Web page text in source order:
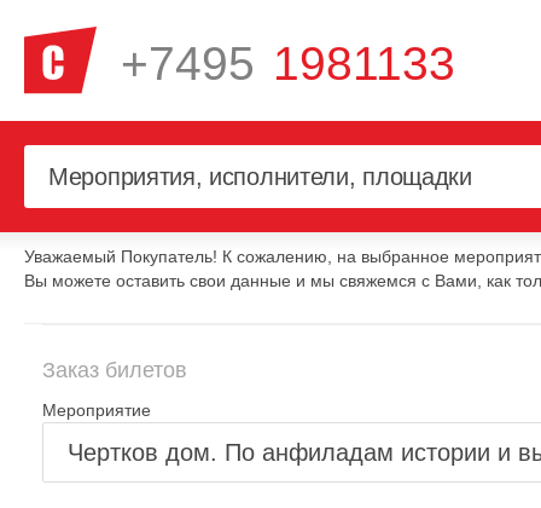
+7495 1981133
Уважаемый Покупатель! К сожалению, на выбранное
Вы можете оставить свои данные и мы свяжемся с Вами, как
Заказ билетов
Мероприятие